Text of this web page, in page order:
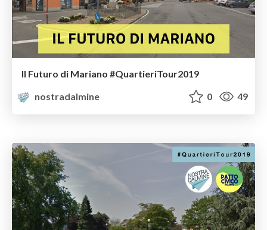
Il Futuro di Mariano #QuartieriTour2019
nostradalmine
0 49